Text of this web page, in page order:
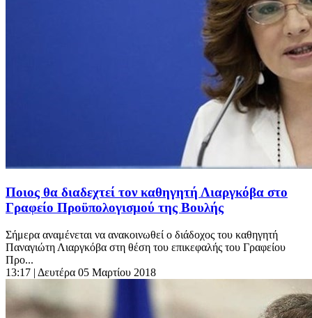
Ποιος θα διαδεχτεί τον καθηγητή Λιαργκόβα στο
Γραφείο Προϋπολογισμού της Βουλής
Σήμερα αναμένεται να ανακοινωθεί ο διάδοχος του καθηγητή
Παναγιώτη Λιαργκόβα στη θέση του επικεφαλής του Γραφείου
Προ...
13:17 | Δευτέρα 05 Μαρτίου 2018